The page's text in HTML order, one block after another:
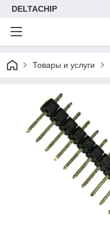
DELTACHIP
Товары и услуги